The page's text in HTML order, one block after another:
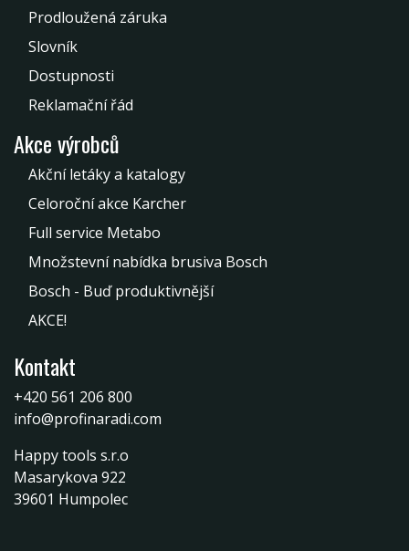
Prodloužená záruka
Slovník
Dostupnosti
Reklamační řád
Akce výrobců
Akční letáky a katalogy
Celoroční akce Karcher
Full service Metabo
Množstevní nabídka brusiva Bosch
Bosch - Buď produktivnější
AKCE!
Kontakt
+420 561 206 800
info@profinaradi.com
Happy tools s.r.o
Masarykova 922
39601 Humpolec